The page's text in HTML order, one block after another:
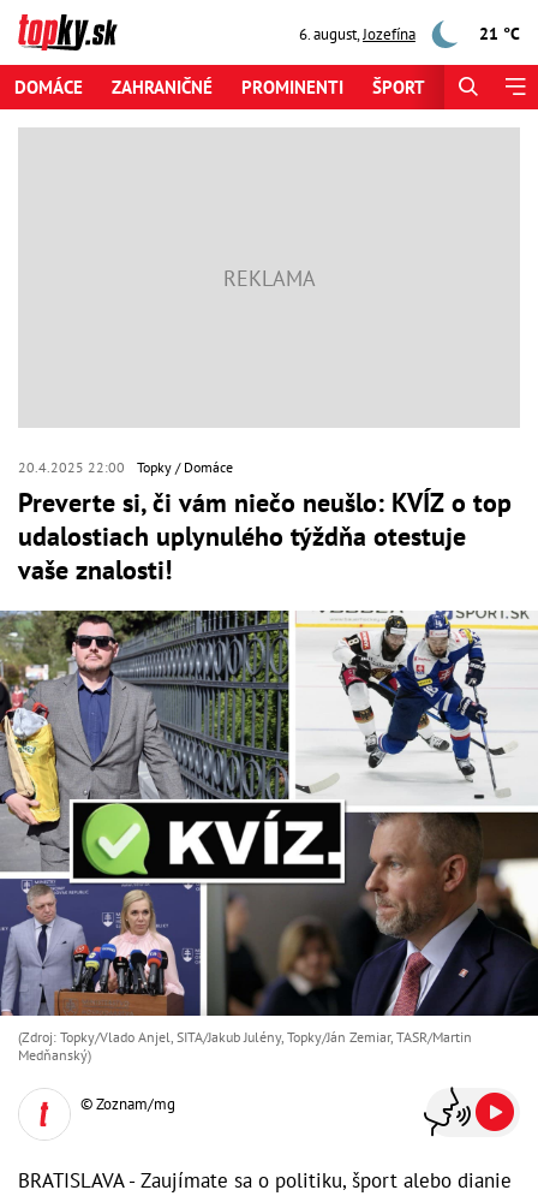
6. august,Jozefína 21 °C
DOMÁCE ZAHRANIČNÉ PROMINENTI ŠPORT
20.4.2025 22:00 Topky Domáce
Preverte si, či vám niečo neušlo: KVÍZ o top
udalostiach uplynulého týždňa otestuje
vaše znalosti!
(Zdroj: Topky/Vlado Anjel, SITA/Jakub Julény, Topky/Ján Zemiar, TASR/Martin
Medňanský)
© Zoznam/mg
BRATISLAVA - Zaujímate sa o politiku, šport alebo dianie